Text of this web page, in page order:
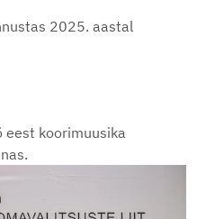
2025. aastal
eest koorimuusika